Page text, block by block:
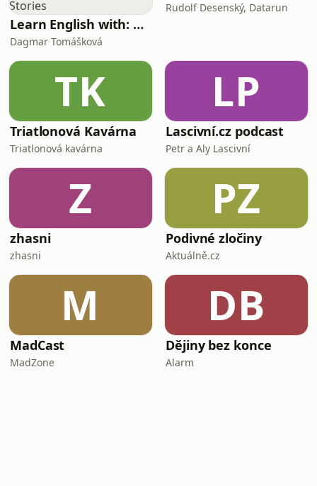
Learn English with: My Life and Other Funny Stories
Dagmar Tomášková
Rudolf Desenský, Datarun
TK
Triatlonová Kavárna
Triatlonová kavárna
LP
Lascivní.cz podcast
Petr a Aly Lascivní
Z
zhasni
zhasni
PZ
Podivné zločiny
Aktuálně.cz
M
MadCast
MadZone
DB
Dějiny bez konce
Alarm